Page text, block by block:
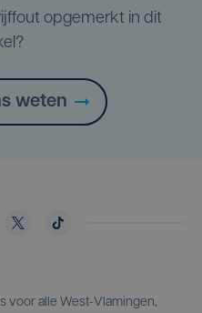
opgemerkt in dit
weten
voor alle West-Vlamingen,